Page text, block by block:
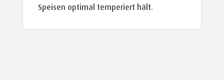
Speisen optimal temperiert hält.